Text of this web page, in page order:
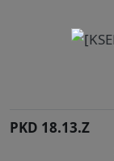
PKD 18.13.Z